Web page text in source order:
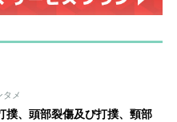
タメ
撲、頭部裂傷及び打撲、頸部